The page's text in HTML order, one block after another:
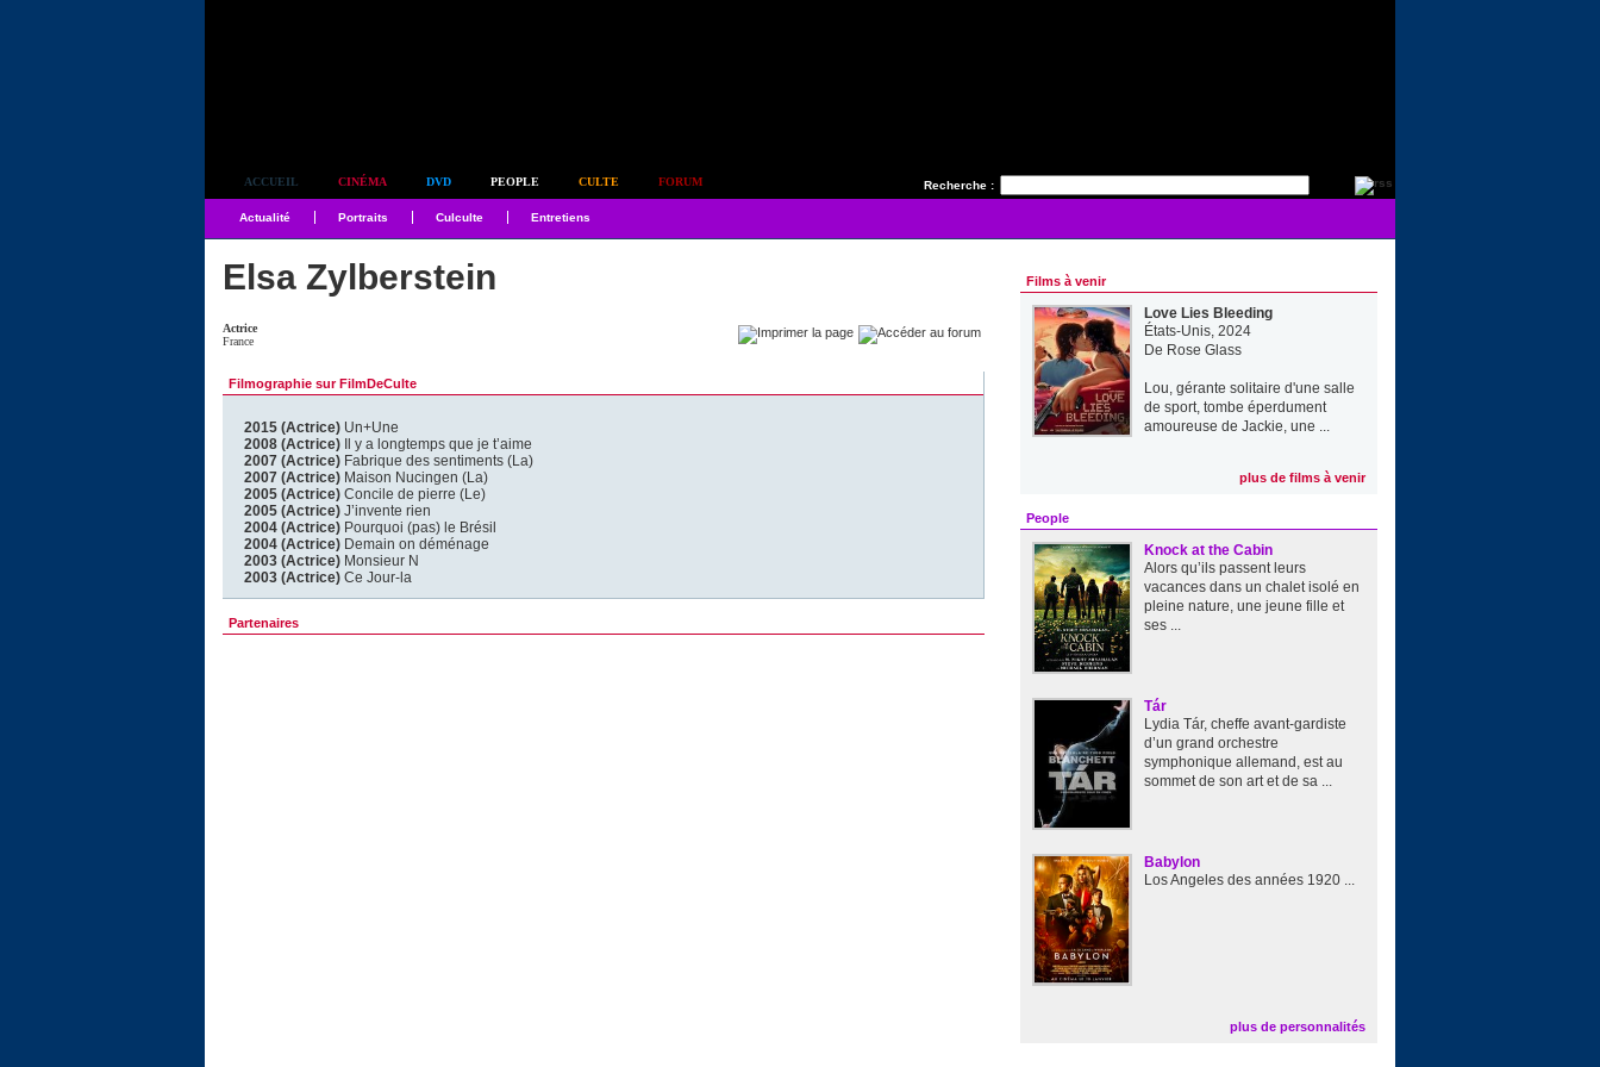
Recherche :
ACCUEIL CINÉMA DVD PEOPLE CULTE FORUM
Actualité Portraits Culculte Entretiens
Elsa Zylberstein
Actrice
France
Filmographie sur FilmDeCulte
2015 (Actrice) Un+Une
2008 (Actrice) Il y a longtemps que je t’aime
2007 (Actrice) Fabrique des sentiments (La)
2007 (Actrice) Maison Nucingen (La)
2005 (Actrice) Concile de pierre (Le)
2005 (Actrice) J’invente rien
2004 (Actrice) Pourquoi (pas) le Brésil
2004 (Actrice) Demain on déménage
2003 (Actrice) Monsieur N
2003 (Actrice) Ce Jour-la
Partenaires
Films à venir
Love Lies Bleeding
États-Unis, 2024
De Rose Glass
Lou, gérante solitaire d'une salle
de sport, tombe éperdument
amoureuse de Jackie, une ...
plus de films à venir
People
Knock at the Cabin
Alors qu’ils passent leurs
vacances dans un chalet isolé en
pleine nature, une jeune fille et
ses ...
Tár
Lydia Tár, cheffe avant-gardiste
d’un grand orchestre
symphonique allemand, est au
sommet de son art et de sa ...
Babylon
Los Angeles des années 1920 ...
plus de personnalités